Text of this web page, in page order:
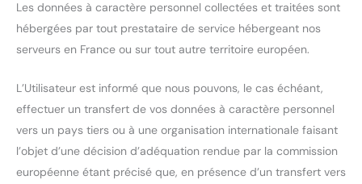
Les données à caractère personnel collectées et traitées sont
hébergées par tout prestataire de service hébergeant nos
serveurs en France ou sur tout autre territoire européen.
L’Utilisateur est informé que nous pouvons, le cas échéant,
effectuer un transfert de vos données à caractère personnel
vers un pays tiers ou à une organisation internationale faisant
l’objet d’une décision d’adéquation rendue par la commission
européenne étant précisé que, en présence d’un transfert vers